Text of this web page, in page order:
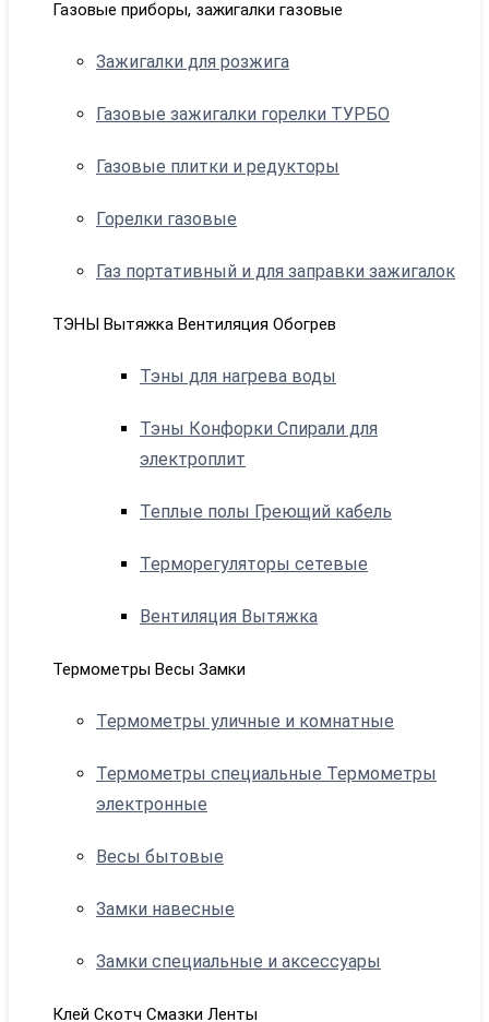
Газовые приборы, зажигалки газовые
Зажигалки для розжига
Газовые зажигалки горелки ТУРБО
Газовые плитки и редукторы
Горелки газовые
Газ портативный и для заправки зажигалок
ТЭНЫ Вытяжка Вентиляция Обогрев
Тэны для нагрева воды
Тэны Конфорки Спирали для
электроплит
Теплые полы Греющий кабель
Терморегуляторы сетевые
Вентиляция Вытяжка
Термометры Весы Замки
Термометры уличные и комнатные
Термометры специальные Термометры
электронные
Весы бытовые
Замки навесные
Замки специальные и аксессуары
Клей Скотч Смазки Ленты